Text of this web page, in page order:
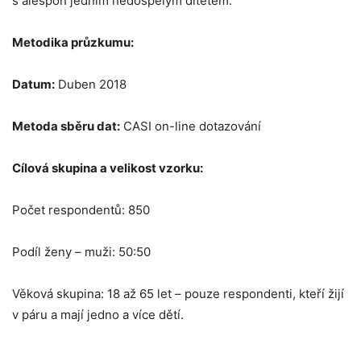
Metodika průzkumu:
Datum: Duben 2018
Metoda sběru dat: CASI on-line dotazování
Cílová skupina a velikost vzorku:
Počet respondentů: 850
Podíl ženy – muži: 50:50
Věková skupina: 18 až 65 let – pouze respondenti, kteří žijí
v páru a mají jedno a více dětí.